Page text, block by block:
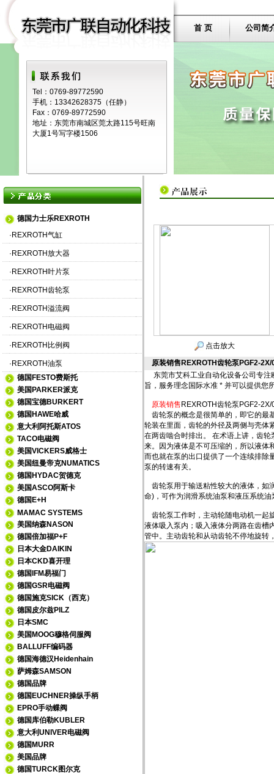
Tel：0769-89772590
手机：13342628375（任静）
Fax：0769-89772590
地址：东莞市南城区莞太路115号旺南
大厦1号写字楼1506
首 页 公司简
德国力士乐REXROTH
· REXROTH气缸
· REXROTH放大器
· REXROTH叶片泵
· REXROTH齿轮泵
· REXROTH溢流阀
· REXROTH电磁阀
· REXROTH比例阀
· REXROTH油泵
德国FESTO费斯托
美国PARKER派克
德国宝德BURKERT
德国HAWE哈威
意大利阿托斯ATOS
TACO电磁阀
美国VICKERS威格士
美国纽曼帝克NUMATICS
德国HYDAC贺德克
美国ASCO阿斯卡
德国E+H
MAMAC SYSTEMS
美国纳森NASON
德国倍加福P+F
日本大金DAIKIN
日本CKD喜开理
德国IFM易福门
德国GSR电磁阀
德国施克SICK（西克）
德国皮尔兹PILZ
日本SMC
美国MOOG穆格伺服阀
BALLUFF编码器
德国海德汉Heidenhain
萨姆森SAMSON
德国品牌
德国EUCHNER操纵手柄
EPRO手动蝶阀
德国库伯勒KUBLER
意大利UNIVER电磁阀
德国MURR
美国品牌
德国TURCK图尔克
点击放大
原装销售REXROTH齿轮泵PGF2-
东莞市艾科工业自动化设备公司专注
旨，服务理念国际水准 * 并可以提供
原装销售 REXROTH齿轮泵PGF2-
齿轮泵的概念是很简单的，即它的最
轮装在里面，齿轮的外径及两侧与壳体
在两齿啮合时排出。 在术语上讲，齿
来。因为液体是不可压缩的，所以液体
而也就在泵的出口提供了一个连续排除
泵的转速有关。
齿轮泵用于输送粘性较大的液体，如
命)，可作为润滑系统油泵和液压系统
齿轮泵工作时，主动轮随电动机一起
液体吸入泵内；吸入液体分两路在齿槽
管中。主动齿轮和从动齿轮不停地旋转